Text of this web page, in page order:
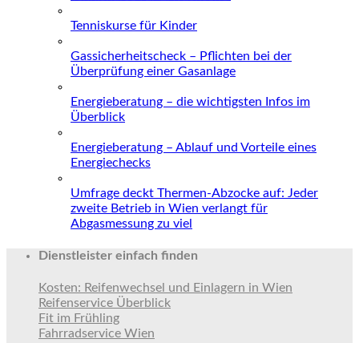
Tenniskurse für Kinder
Gassicherheitscheck – Pflichten bei der
Überprüfung einer Gasanlage
Energieberatung – die wichtigsten Infos im
Überblick
Energieberatung – Ablauf und Vorteile eines
Energiechecks
Umfrage deckt Thermen-Abzocke auf: Jeder
zweite Betrieb in Wien verlangt für
Abgasmessung zu viel
Dienstleister einfach finden
Kosten: Reifenwechsel und Einlagern in Wien
Reifenservice Überblick
Fit im Frühling
Fahrradservice Wien